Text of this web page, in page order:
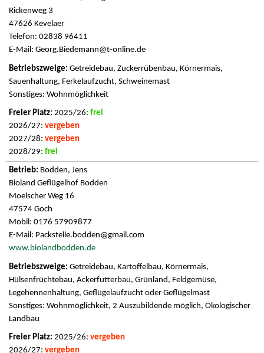
Rickenweg 3
47626 Kevelaer
Telefon: 02838 96411
E-Mail: Georg.Biedemann@t-online.de
Getreidebau, Zuckerrübenbau, Körnermais,
Sauenhaltung, Ferkelaufzucht, Schweinemast
Sonstiges: Wohnmöglichkeit
2025/26: frei
2026/27: vergeben
2027/28: vergeben
2028/29: frei
Bodden, Jens
Bioland Geflügelhof Bodden
Moelscher Weg 16
47574 Goch
Mobil: 0176 57909877
E-Mail: Packstelle.bodden@gmail.com
www.biolandbodden.de
Getreidebau, Kartoffelbau, Körnermais,
Hülsenfrüchtebau, Ackerfutterbau, Grünland, Feldgemüse,
Legehennenhaltung, Geflügelaufzucht oder Geflügelmast
Sonstiges: Wohnmöglichkeit, 2 Auszubildende möglich, Ökologischer
Landbau
2025/26: vergeben
2026/27: vergeben